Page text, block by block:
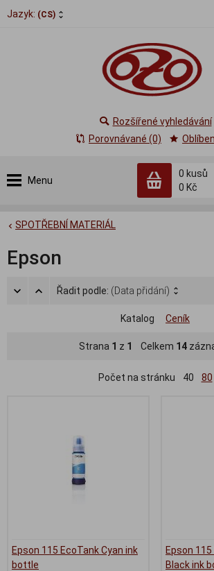
Jazyk: (CS)
Menu
0 kusů
0 Kč
Rozšířené vyhledávání
Porovnávané (0)
SPOTŘEBNÍ MATERIÁL
Epson
Řadit podle: (Data přidání)
Katalog Ceník
Strana 1 z 1 Celkem 14
Počet na stránku 40 80
Epson 115 EcoTank Cyan ink
bottle
Epson
Black ink